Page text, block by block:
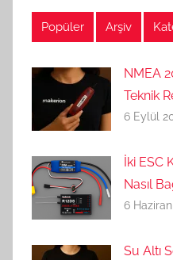
Popüler Arşiv
NMEA
Teknik
6 Eylül
İki ESC
Nasıl
6
Su Altı